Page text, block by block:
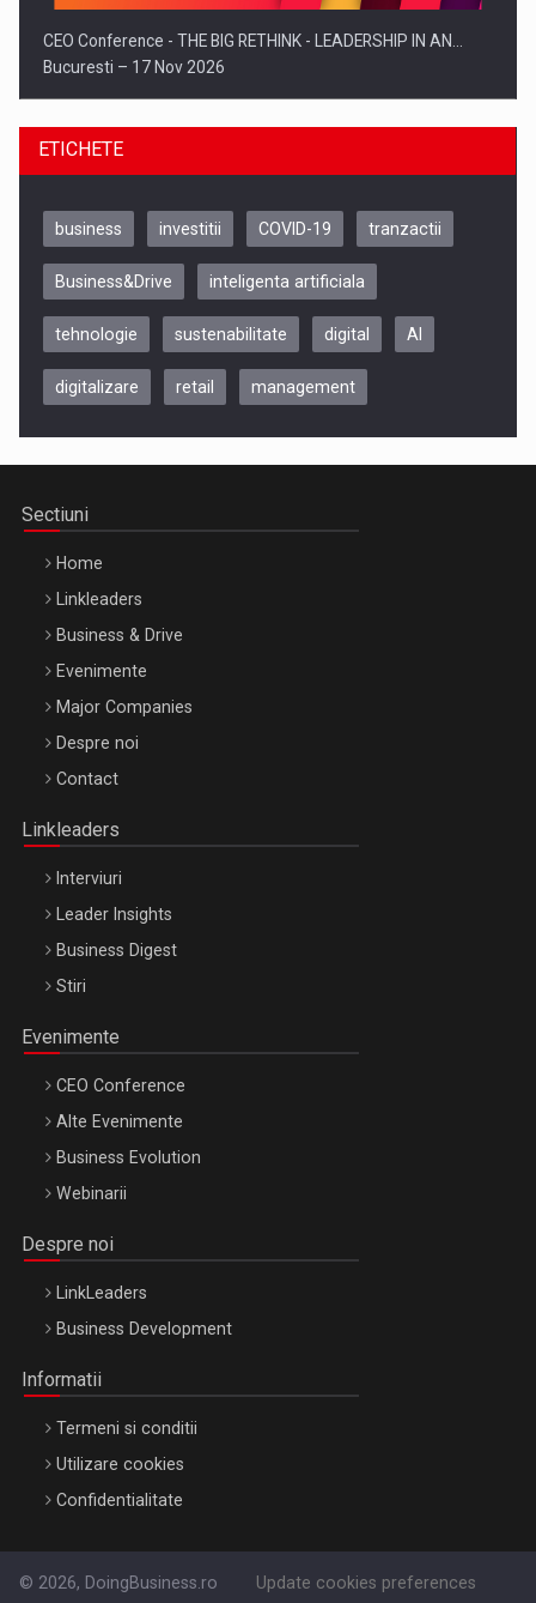
CEO Conference - THE BIG RETHINK - LEADERSHIP IN AN…
Bucuresti – 17 Nov 2026
Be Inspired. Make it Happen!, CLUJ, 9 Decembrie
Be Inspired. Make it Happen!, ARTEMIS LETO, ORADEA, 8
Octombrie
ETICHETE
business investitii COVID-19 tranzactii
Business&Drive inteligenta artificiala
tehnologie sustenabilitate digital AI
digitalizare retail management
Sectiuni
Home
Linkleaders
Business & Drive
Evenimente
Major Companies
Despre noi
Contact
Linkleaders
Interviuri
Leader Insights
Business Digest
Stiri
Evenimente
CEO Conference
Alte Evenimente
Business Evolution
Webinarii
Despre noi
LinkLeaders
Business Development
Informatii
Termeni si conditii
Utilizare cookies
Confidentialitate
© 2026, DoingBusiness.ro Update cookies preferences